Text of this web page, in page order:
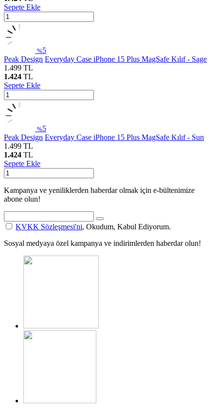
Sepete Ekle
%5
Peak Design Everyday Case iPhone 15 Plus MagSafe Kılıf - Sage
1.499 TL
1.424 TL
Sepete Ekle
%5
Peak Design Everyday Case iPhone 15 Plus MagSafe Kılıf - Sun
1.499 TL
1.424 TL
Sepete Ekle
Kampanya ve yeniliklerden haberdar olmak için e-bültenimize
abone olun!
KVKK Sözleşmesi'ni, Okudum, Kabul Ediyorum.
Sosyal medyaya özel kampanya ve indirimlerden haberdar olun!